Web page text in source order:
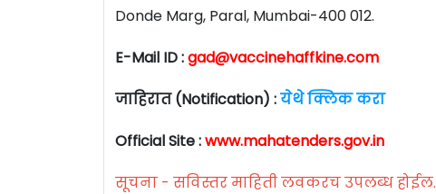
Donde Marg, Paral, Mumbai-400 012.
E-Mail ID :gad@vaccinehaffkine.com
जाहिरात (Notification) :येथे क्लिक करा
Official Site :www.mahatenders.gov.in
सूचना - सविस्तर माहिती लवकरच उपलब्ध होईल.